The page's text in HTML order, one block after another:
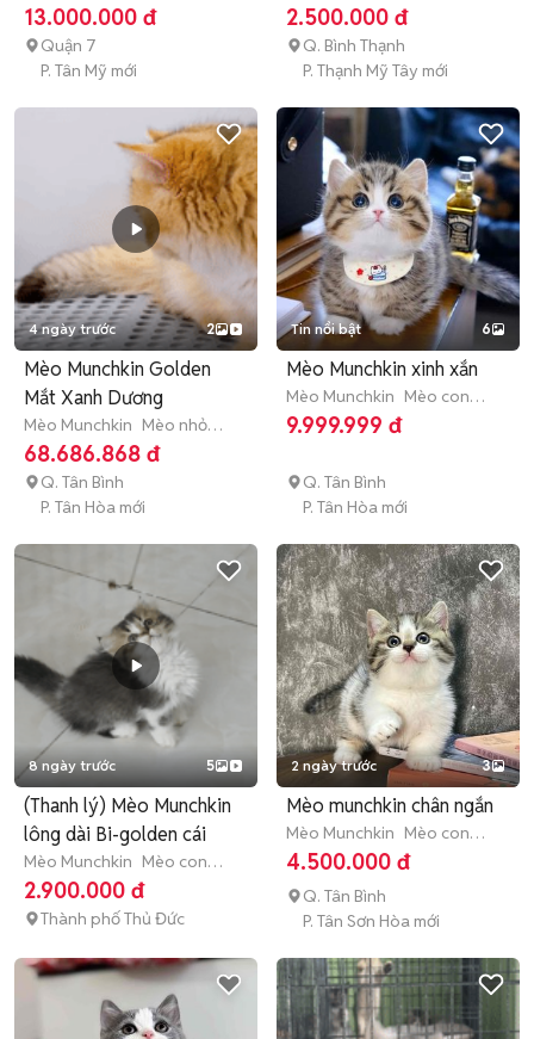
(dưới 3 tháng tuổi)
13.000.000 đ
Quận 7
P. Tân Mỹ mới
(dưới 3 tháng tuổi)
2.500.000 đ
Q. Bình Thạnh
P. Thạnh Mỹ Tây mới
4 ngày trước 2
Mèo Munchkin Golden
Mắt Xanh Dương
Mèo Munchkin Mèo nhỏ
(dưới 1 năm tuổi)
68.686.868 đ
Q. Tân Bình
P. Tân Hòa mới
Tin nổi bật 6
Mèo Munchkin xinh xắn
Mèo Munchkin Mèo con
(dưới 3 tháng tuổi)
9.999.999 đ
Q. Tân Bình
P. Tân Hòa mới
8 ngày trước 5
(Thanh lý) Mèo Munchkin
lông dài Bi-golden cái
Mèo Munchkin Mèo con
(dưới 3 tháng tuổi)
2.900.000 đ
Thành phố Thủ Đức
2 ngày trước 3
Mèo munchkin chân ngắn
Mèo Munchkin Mèo con
(dưới 3 tháng tuổi)
4.500.000 đ
Q. Tân Bình
P. Tân Sơn Hòa mới